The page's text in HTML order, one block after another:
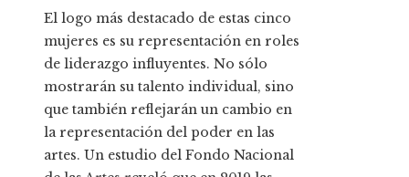
El logo más destacado de estas cinco
mujeres es su representación en roles
de liderazgo influyentes. No sólo
mostrarán su talento individual, sino
que también reflejarán un cambio en
la representación del poder en las
artes. Un estudio del Fondo Nacional